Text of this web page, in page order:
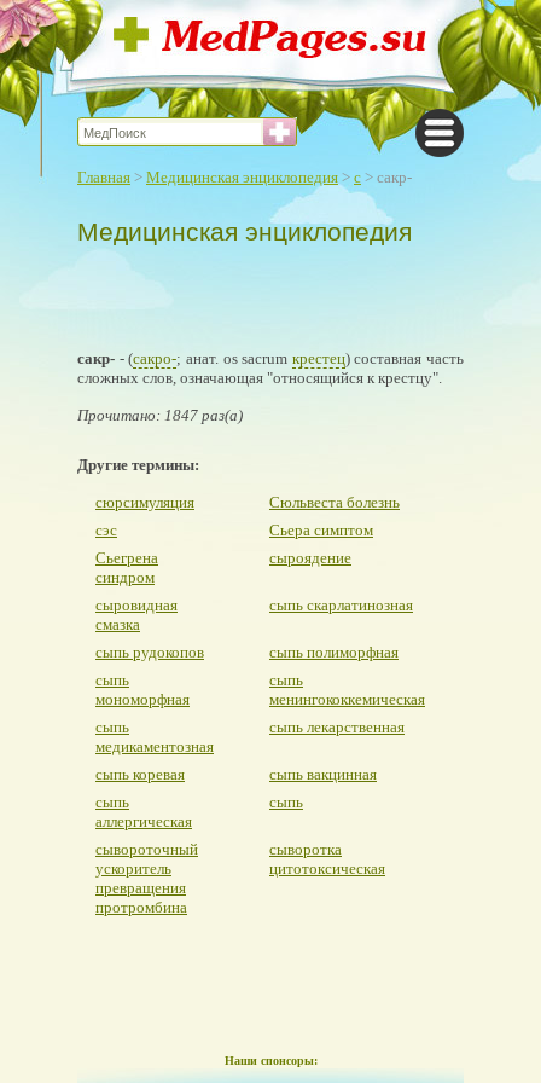
Главная > Медицинская энциклопедия > с > сакр-
Медицинская энциклопедия
сакр- - (сакро-; анат. os sacrum крестец) составная часть
сложных слов, означающая "относящийся к крестцу".
Прочитано: 1847 раз(а)
Другие термины:
сюрсимуляция
Сюльвеста болезнь
сэс
Сьера симптом
Сьегрена
синдром
сыроядение
сыровидная
смазка
сыпь скарлатинозная
сыпь рудокопов
сыпь полиморфная
сыпь
мономорфная
сыпь
менингококкемическая
сыпь
медикаментозная
сыпь лекарственная
сыпь коревая
сыпь вакцинная
сыпь
аллергическая
сыпь
сывороточный
ускоритель
превращения
протромбина
сыворотка
цитотоксическая
Наши спонсоры: